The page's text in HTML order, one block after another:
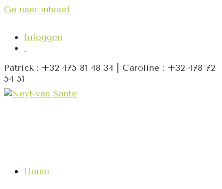
Ga naar inhoud
Inloggen
Patrick : +32 475 81 48 34 | Caroline : +32 478 72
54 51
Home